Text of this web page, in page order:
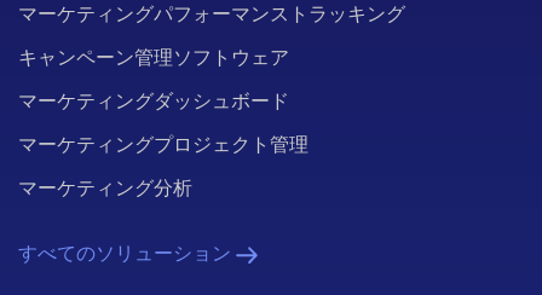
マーケティングパフォーマンストラッキング
キャンペーン管理ソフトウェア
マーケティングダッシュボード
マーケティングプロジェクト管理
マーケティング分析
すべてのソリューション